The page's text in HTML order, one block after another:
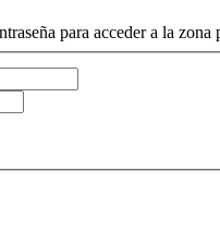
para acceder a la zona